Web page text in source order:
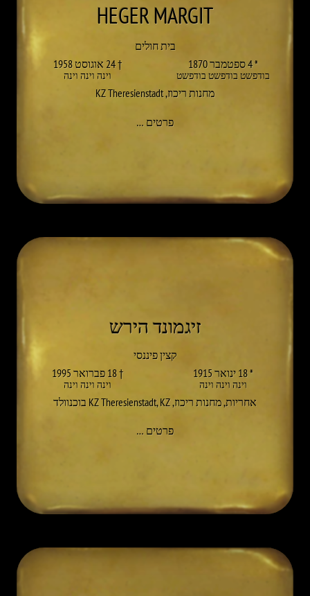
MARGIT
HEGER
בית חולים
* 4 ספטמבר 1870
בודפשט בודפשט בודפשט
† 24 אוגוסט 1958
וינה וינה וינה
מחנות ריכוז,
KZ Theresienstadt
פרטים …
זיגמונד הירש
קצין פיננסי
* 18 ינואר 1915
וינה וינה וינה
† 18 פברואר 1995
וינה וינה וינה
אחריות,מחנות ריכוז,
KZ Theresienstadt,KZ בוכנוולד
פרטים …